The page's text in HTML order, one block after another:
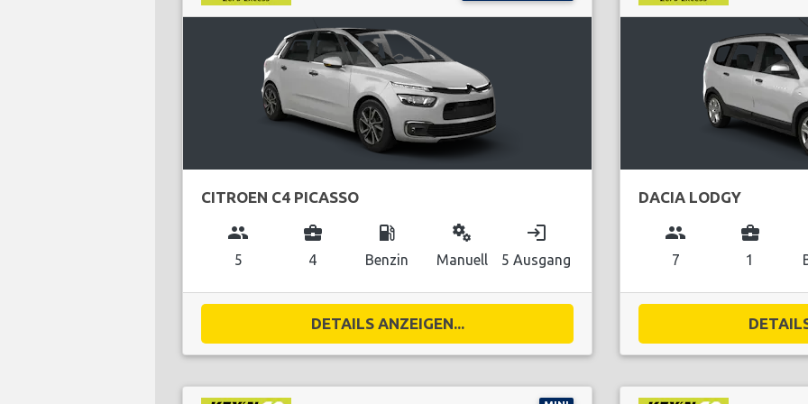
CITROEN C4 PICASSO
group
5
business_center
4
local_gas_station
Benzin
miscellaneous_services
Manuell
login
5 Ausgang
DETAILS ANZEIGEN...
DACIA LODGY
group
7
business_center
1